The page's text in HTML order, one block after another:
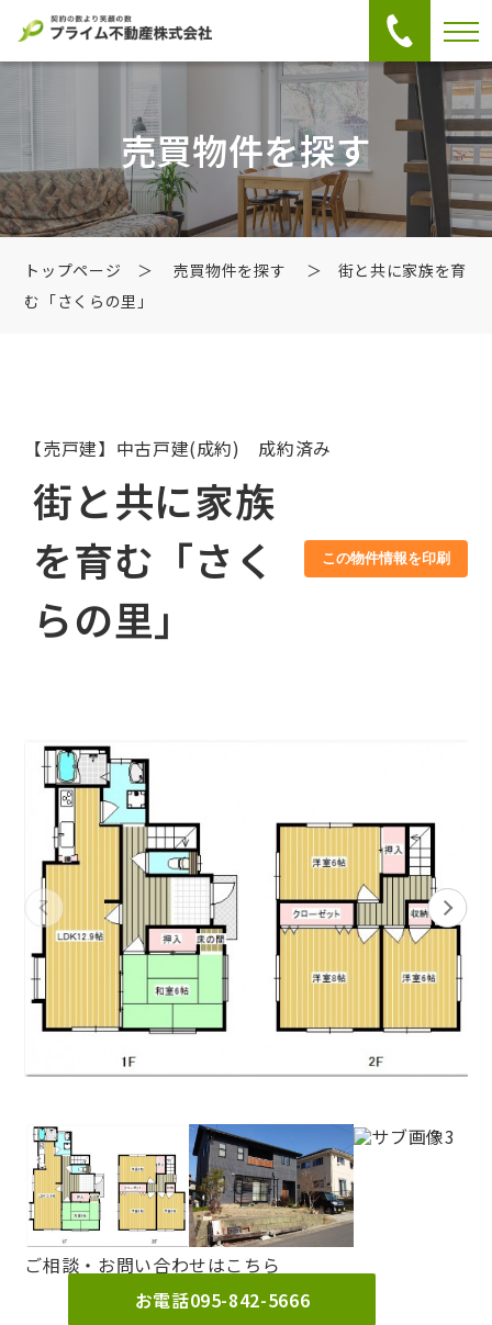
売買物件を探す
トップページ ＞ 売買物件を探す
＞ 街と共に家族を育
む「さくらの里」
【売戸建】中古戸建(成約) 成約済み
街と共に家族
を育む「さく
らの里」
この物件情報を印刷
ご相談・お問い合わせはこちら
お電話095-842-5666